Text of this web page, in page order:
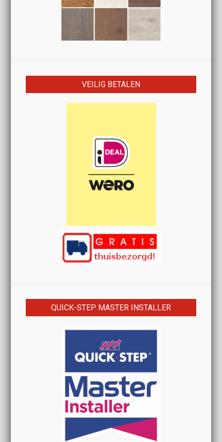
VEILIG BETALEN
QUICK-STEP MASTER INSTALLER